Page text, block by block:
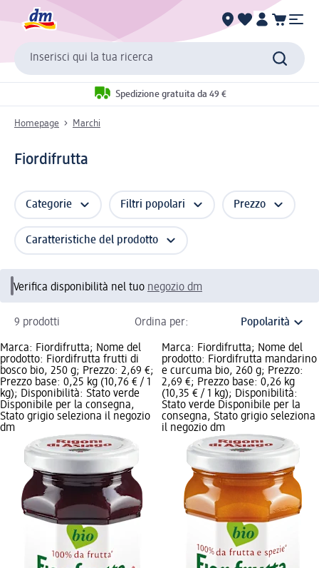
Inserisci qui la tua ricerca
Spedizione gratuita da 49 €
Homepage Marchi
Fiordifrutta
Categorie Filtri popolari Prezzo
Caratteristiche del prodotto
Verifica disponibilità nel tuo negozio dm
9 prodotti Ordina per:
Marca: Fiordifrutta; Nome del
prodotto: Fiordifrutta frutti di
bosco bio, 250 g; Prezzo: 2,69 €;
Prezzo base: 0,25 kg (10,76 € / 1
kg); Disponibilità: Stato verde
Disponibile per la consegna,
Stato grigio seleziona il negozio
dm
Marca: Fiordifrutta; Nome del
prodotto: Fiordifrutta mandarino
e curcuma bio, 260 g; Prezzo:
2,69 €; Prezzo base: 0,26 kg
(10,35 € / 1 kg); Disponibilità:
Stato verde Disponibile per la
consegna, Stato grigio seleziona
il negozio dm